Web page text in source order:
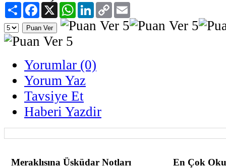
PaylaşFacebook
X WhatsAppLinkedIn
Copy
Link
Yorumlar (0)
Yorum Yaz
Tavsiye Et
Haberi Yazdir
Meraklısına Üsküdar Notları En Çok